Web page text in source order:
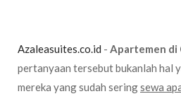
Azaleasuites.co.id - Apartemen di
pertanyaan tersebut bukanlah hal
mereka yang sudah seringsewa